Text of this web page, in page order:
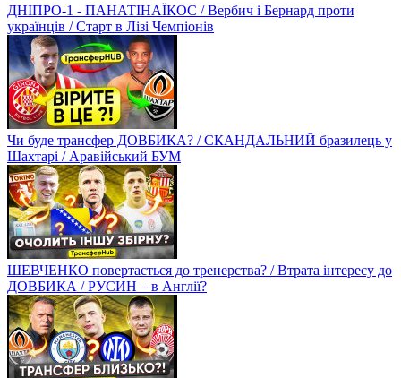
ДНІПРО-1 - ПАНАТІНАЇКОС / Вербич і Бернард проти
українців / Старт в Лізі Чемпіонів
Чи буде трансфер ДОВБИКА? / СКАНДАЛЬНИЙ бразилець у
Шахтарі / Аравійський БУМ
ШЕВЧЕНКО повертається до тренерства? / Втрата інтересу до
ДОВБИКА / РУСИН – в Англії?